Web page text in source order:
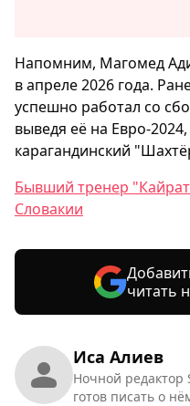
Иса Алиев
Ночной
готов писать о
Напомним, Магомед
в апреле 2026 года.
успешно работал со
выведя её на Евро-
карагандинский
Бывший тренер
Словакии
читать